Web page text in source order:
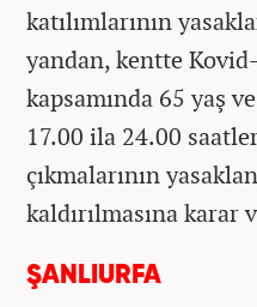
katılımlarının
yandan, kentte
kapsamında 65 yaş
17.00 ila 24.00
çıkmalarının
kaldırılmasına karar
ŞANLIURFA